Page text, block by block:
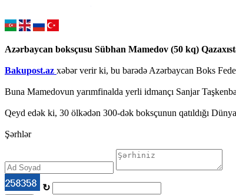
Azərbaycan boksçusu Sübhan Mamedov (50 kq)
Bakupost.az xəbər verir ki, bu barədə Azərbaycan Boks
Buna Mamedovun yarımfinalda yerli idmançı Sanjar
Qeyd edək ki, 30 ölkədən 300-dək boksçunun qatıldığı
Şərhlər
↻